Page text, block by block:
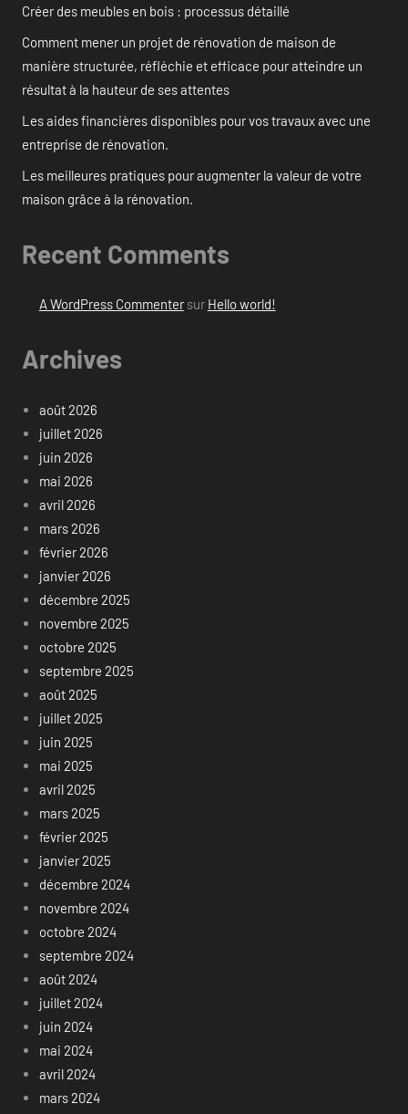
Créer des meubles en bois : processus détaillé
Comment mener un projet de rénovation de maison de
manière structurée, réfléchie et efficace pour atteindre un
résultat à la hauteur de ses attentes
Les aides financières disponibles pour vos travaux avec une
entreprise de rénovation.
Les meilleures pratiques pour augmenter la valeur de votre
maison grâce à la rénovation.
Recent Comments
A WordPress Commentersur Hello world!
Archives
août 2026
juillet 2026
juin 2026
mai 2026
avril 2026
mars 2026
février 2026
janvier 2026
décembre 2025
novembre 2025
octobre 2025
septembre 2025
août 2025
juillet 2025
juin 2025
mai 2025
avril 2025
mars 2025
février 2025
janvier 2025
décembre 2024
novembre 2024
octobre 2024
septembre 2024
août 2024
juillet 2024
juin 2024
mai 2024
avril 2024
mars 2024